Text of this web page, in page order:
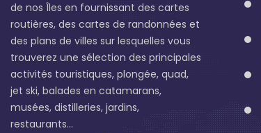
de nos Îles en fournissant des cartes
routières, des cartes de randonnées et
des plans de villes sur lesquelles vous
trouverez une sélection des principales
activités touristiques, plongée, quad,
jet ski, balades en catamarans,
musées, distilleries, jardins,
restaurants...